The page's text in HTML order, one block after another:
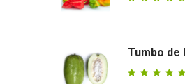
Tumbo de